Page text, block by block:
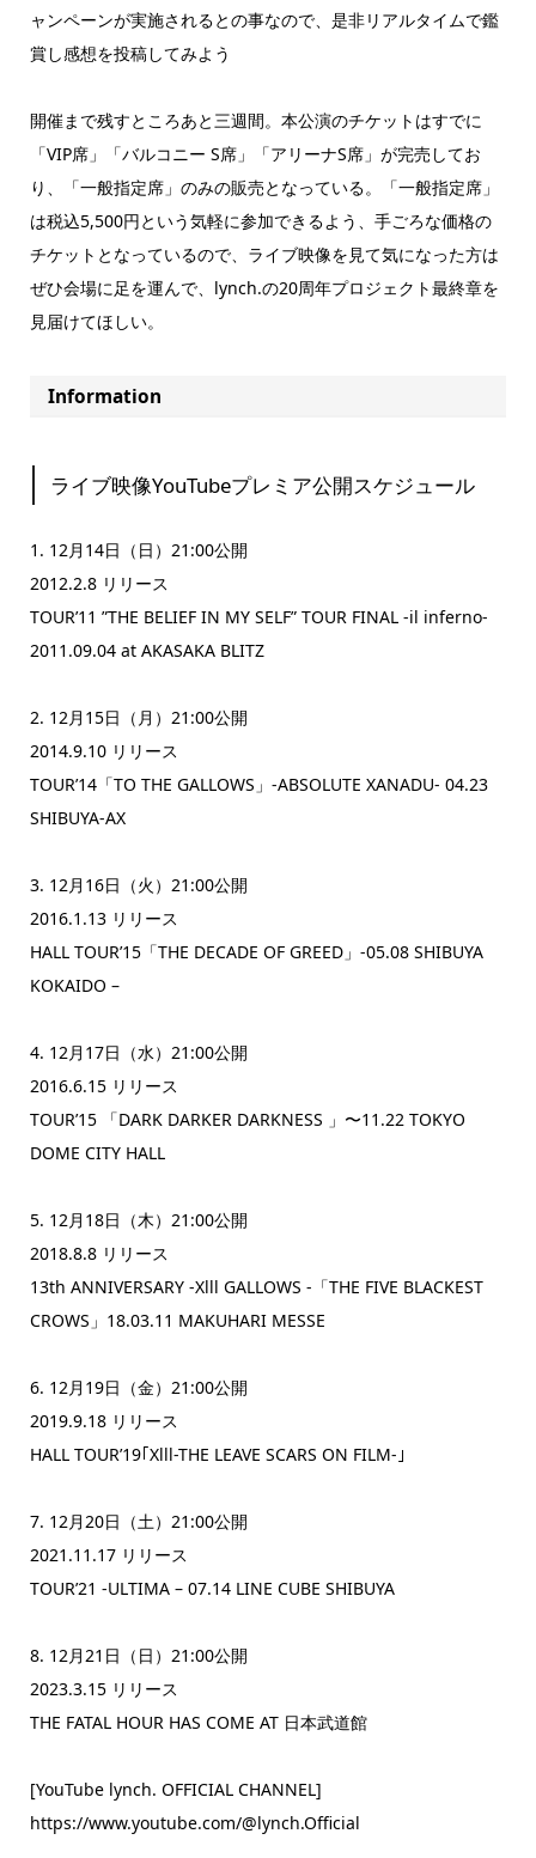
ャンペーンが実施されるとの事なので、是非リアルタイムで鑑
賞し感想を投稿してみよう
開催まで残すところあと三週間。本公演のチケットはすでに
「VIP席」「バルコニー S席」「アリーナS席」が完売してお
り、「一般指定席」のみの販売となっている。「一般指定席」
は税込5,500円という気軽に参加できるよう、手ごろな価格の
チケットとなっているので、ライブ映像を見て気になった方は
ぜひ会場に足を運んで、lynch.の20周年プロジェクト最終章を
見届けてほしい。
Information
ライブ映像YouTubeプレミア公開スケジュール
1. 12月14日（日）21:00公開
2012.2.8 リリース
TOUR’11 ”THE BELIEF IN MY SELF” TOUR FINAL -il inferno-
2011.09.04 at AKASAKA BLITZ
2. 12月15日（月）21:00公開
2014.9.10 リリース
TOUR’14「TO THE GALLOWS」-ABSOLUTE XANADU- 04.23
SHIBUYA-AX
3. 12月16日（火）21:00公開
2016.1.13 リリース
HALL TOUR’15「THE DECADE OF GREED」-05.08 SHIBUYA
KOKAIDO –
4. 12月17日（水）21:00公開
2016.6.15 リリース
TOUR’15 「DARK DARKER DARKNESS 」〜11.22 TOKYO
DOME CITY HALL
5. 12月18日（木）21:00公開
2018.8.8 リリース
13th ANNIVERSARY -Xlll GALLOWS -「THE FIVE BLACKEST
CROWS」18.03.11 MAKUHARI MESSE
6. 12月19日（金）21:00公開
2019.9.18 リリース
HALL TOUR’19｢Xlll-THE LEAVE SCARS ON FILM-｣
7. 12月20日（土）21:00公開
2021.11.17 リリース
TOUR’21 -ULTIMA – 07.14 LINE CUBE SHIBUYA
8. 12月21日（日）21:00公開
2023.3.15 リリース
THE FATAL HOUR HAS COME AT 日本武道館
[YouTube lynch. OFFICIAL CHANNEL]
https://www.youtube.com/@lynch.Official